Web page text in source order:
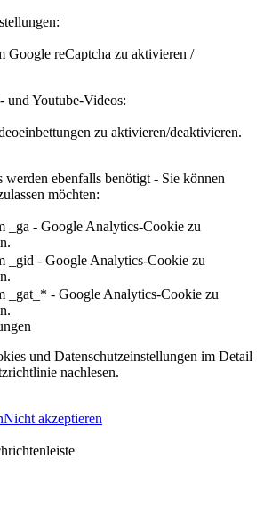
Google reCaptcha zu aktivieren /
und Youtube-Videos:
zu aktivieren/deaktivieren.
ebenfalls benötigt - Sie können
möchten:
_ga - Google Analytics-Cookie zu
_gid - Google Analytics-Cookie zu
_gat_* - Google Analytics-Cookie zu
und Datenschutzeinstellungen im Detail
nachlesen.
Nicht akzeptieren